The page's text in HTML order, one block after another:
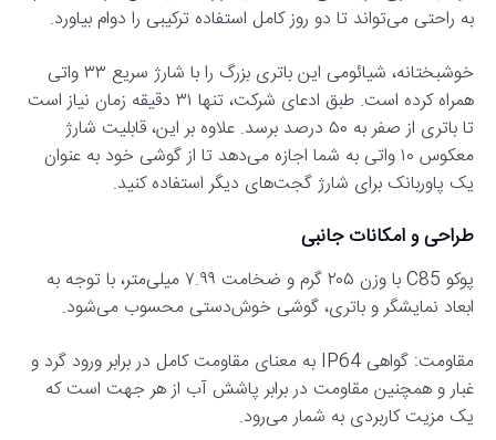
به راحتی می‌تواند تا دو روز کامل استفاده ترکیبی را دوام بیاورد.
خوشبختانه، شیائومی این باتری بزرگ را با شارژ سریع ۳۳ واتی
همراه کرده است. طبق ادعای شرکت، تنها ۳۱ دقیقه زمان نیاز است
تا باتری از صفر به ۵۰ درصد برسد. علاوه‌ بر این، قابلیت شارژ
معکوس ۱۰ واتی به شما اجازه می‌دهد تا از گوشی خود به عنوان
یک پاوربانک برای شارژ گجت‌های دیگر استفاده کنید.
طراحی و امکانات جانبی
پوکو C85 با وزن ۲۰۵ گرم و ضخامت ۷.۹۹ میلی‌متر، با توجه به
ابعاد نمایشگر و باتری، گوشی خوش‌دستی محسوب می‌شود.
مقاومت: گواهی IP64 به معنای مقاومت کامل در برابر ورود گرد و
غبار و همچنین مقاومت در برابر پاشش آب از هر جهت است که
یک مزیت کاربردی به شمار می‌رود.